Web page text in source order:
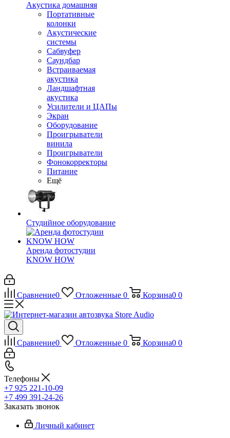
Акустика домашняя
Портативные
колонки
Акустические
системы
Сабвуфер
Саундбар
Встраиваемая
акустика
Ландшафтная
акустика
Усилители и ЦАПы
Экран
Оборудование
Проигрыватели
винила
Проигрыватели
Фонокорректоры
Питание
Ещё
Студийное оборудование
Аренда фотостудии
KNOW HOW
Сравнение0 Отложенные 0 Корзина0 0
Сравнение0 Отложенные 0 Корзина0 0
Телефоны
+7 925 221-10-09
+7 499 391-24-26
Заказать звонок
Личный кабинет